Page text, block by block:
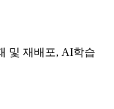
및 재배포, AI학습